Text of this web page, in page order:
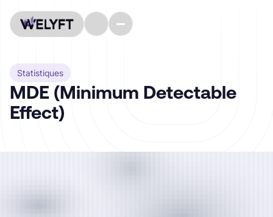
Statistiques
MDE (Minimum Detectable
Effect)